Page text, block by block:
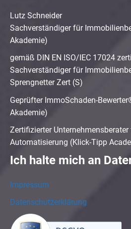
Lutz Schneider
Sachverständiger für
Akademie)
gemäß DIN EN ISO/IEC 17024
Sachverständiger für
Sprengnetter Zert (S)
Geprüfter ImmoSchaden-
Akademie)
Zertifizierter
Automatisierung (Klick-Tipp
Ich halte mich an
Impressum
Datenschutzerklärung